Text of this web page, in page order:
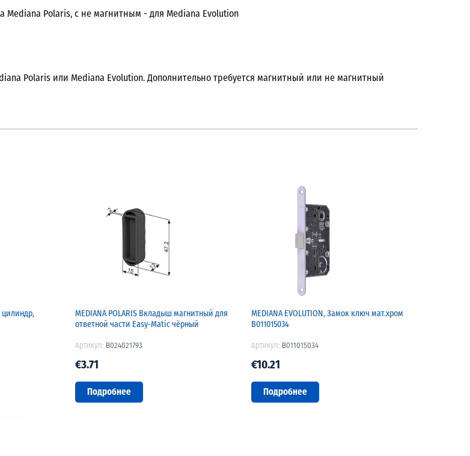
Polaris, с не магнитным - для Mediana Evolution
Polaris или Mediana Evolution. Дополнительно требуется магнитный или не магнитный
цилиндр,
MEDIANA POLARIS Вкладыш магнитный для
ответной части Easy-Matic чёрный
Артикул: B024021793
€3.71
Подробнее
MEDIANA EVOLUTION, Замок ключ мат.хром
B011015034
Артикул: B011015034
€10.21
Подробнее